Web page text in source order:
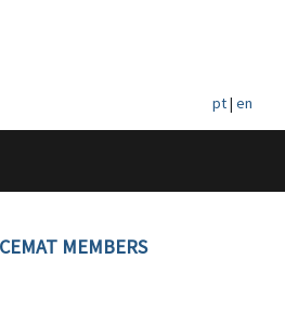
pt| en
MEMBERS